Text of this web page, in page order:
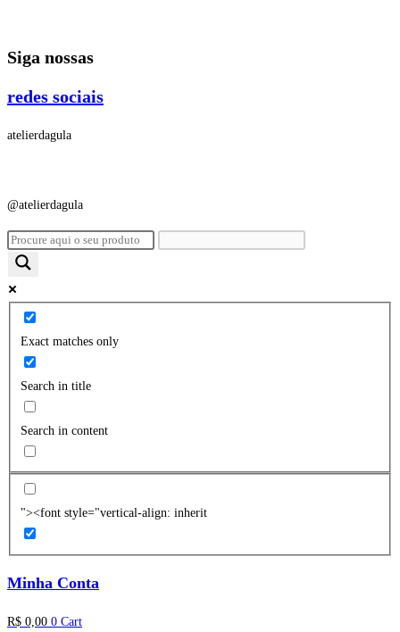
o
Siga nossas
redes sociais
atelierdagula
@atelierdagula
Exact matches only
Search in title
Search in content
"><font style="vertical-align: inherit
Minha Conta
R$ 0,00 0 Cart